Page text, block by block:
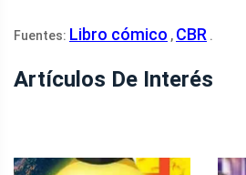
Fuentes: Libro cómico , CBR .
Artículos De Interés